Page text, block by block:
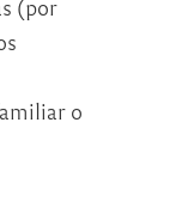
(por
o